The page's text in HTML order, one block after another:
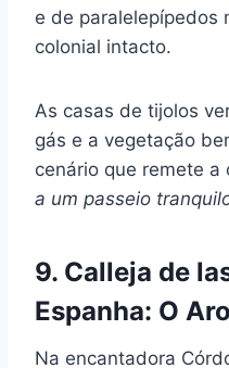
e de paralelepípedos
colonial intacto.
As casas de tijolos
gás e a vegetação
cenário que remete a
a um passeio
9. Calleja de
Espanha: O
Na encantadora